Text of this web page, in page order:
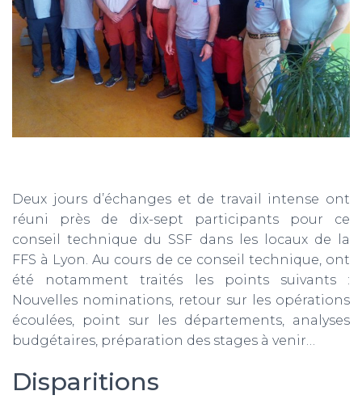
Deux jours d’échanges et de travail intense ont
réuni près de dix-sept participants pour ce
conseil technique du SSF dans les locaux de la
FFS à Lyon. Au cours de ce conseil technique, ont
été notamment traités les points suivants :
Nouvelles nominations, retour sur les opérations
écoulées, point sur les départements, analyses
budgétaires, préparation des stages à venir…
Disparitions